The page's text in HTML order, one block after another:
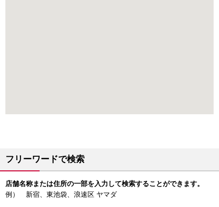
フリーワードで検索
店舗名称または住所の一部を入力して検索することができます。
例） 新宿、東池袋、浪速区 ヤマダ